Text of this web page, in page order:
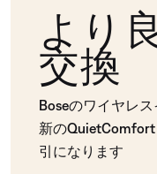
より
交換
Boseのワイヤレ
新のQuietComfort
引になります